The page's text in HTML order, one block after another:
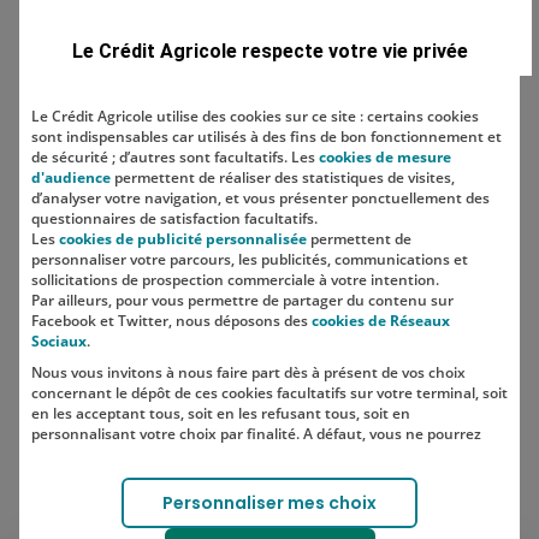
Localisation
SUIVEZ-NOUS SUR LES RÉSEAUX
SOCIAUX
Lien vers le compte Instagram
Lien vers le compte TikTok
Le Crédit Agricole respecte votre vie privée
Le Crédit Agricole utilise des cookies sur ce site : certains cookies
sont indispensables car utilisés à des fins de bon fonctionnement et
de sécurité ; d’autres sont facultatifs. Lescookies de mesure
d'audience permettent de réaliser des statistiques de visites,
d’analyser votre navigation, et vous présenter ponctuellement des
questionnaires de satisfaction facultatifs.
Lescookies de publicité personnalisée permettent de
personnaliser votre parcours, les publicités, communications et
sollicitations de prospection commerciale à votre intention.
Par ailleurs, pour vous permettre de partager du contenu sur
Facebook et Twitter, nous déposons descookies de Réseaux
Sociaux.
Nous vous invitons à nous faire part dès à présent de vos choix
concernant le dépôt de ces cookies facultatifs sur votre terminal, soit
en les acceptant tous, soit en les refusant tous, soit en
personnalisant votre choix par finalité. A défaut, vous ne pourrez
Votre choix est libre et peut être modifié à tout moment, en cliquant
sur le lien "Cookies", en bas de page.
Personnaliser mes choix